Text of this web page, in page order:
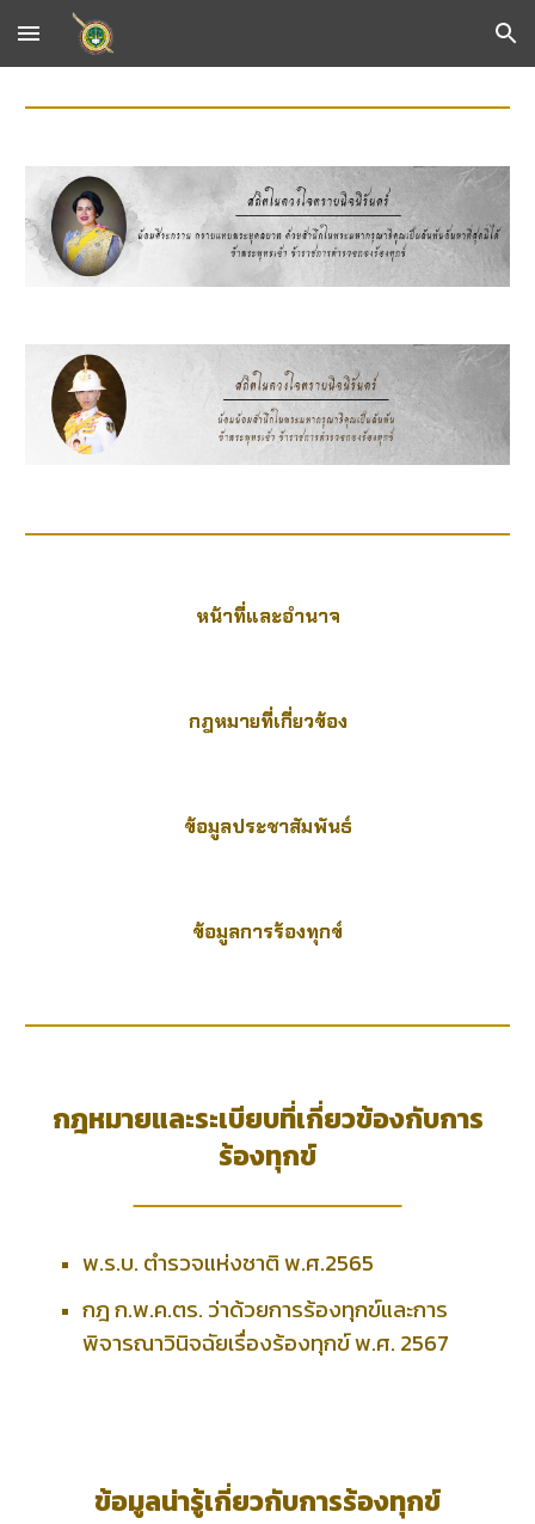
Skip to main content Skip to navigation
หน้าที่และอำนาจ
กฎหมายที่เกี่ยวข้อง
ข้อมูลประชาสัมพันธ์
ข้อมูลการร้องทุกข์
กฎหมายและระเบียบที่เกี่ยวข้องกับการ
ร้องทุกข์
พ.ร.บ. ตำรวจแห่งชาติ พ.ศ.2565
กฎ ก.พ.ค.ตร. ว่าด้วยการร้องทุกข์และการ
พิจารณาวินิจฉัยเรื่องร้องทุกข์ พ.ศ. 2567
ข้อมูลน่ารู้เกี่ยวกับการร้องทุกข์